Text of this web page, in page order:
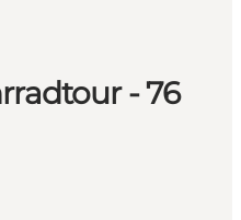
- 76